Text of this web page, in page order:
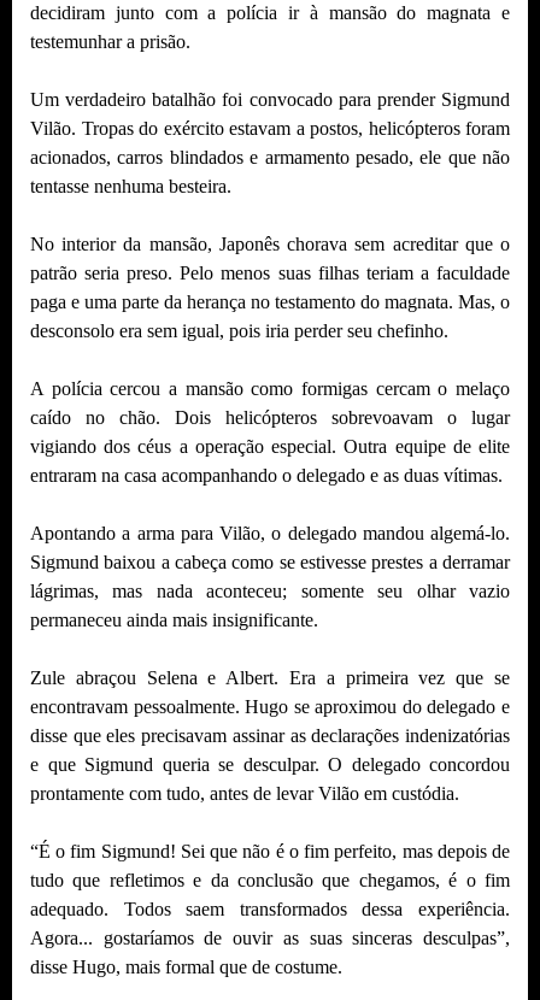
decidiram junto com a polícia ir à mansão do magnata e
testemunhar a prisão.
Um verdadeiro batalhão foi convocado para prender Sigmund
Vilão. Tropas do exército estavam a postos, helicópteros foram
acionados, carros blindados e armamento pesado, ele que não
tentasse nenhuma besteira.
No interior da mansão, Japonês chorava sem acreditar que o
patrão seria preso. Pelo menos suas filhas teriam a faculdade
paga e uma parte da herança no testamento do magnata. Mas, o
desconsolo era sem igual, pois iria perder seu chefinho.
A polícia cercou a mansão como formigas cercam o melaço
caído no chão. Dois helicópteros sobrevoavam o lugar
vigiando dos céus a operação especial. Outra equipe de elite
entraram na casa acompanhando o delegado e as duas vítimas.
Apontando a arma para Vilão, o delegado mandou algemá-lo.
Sigmund baixou a cabeça como se estivesse prestes a derramar
lágrimas, mas nada aconteceu; somente seu olhar vazio
permaneceu ainda mais insignificante.
Zule abraçou Selena e Albert. Era a primeira vez que se
encontravam pessoalmente. Hugo se aproximou do delegado e
disse que eles precisavam assinar as declarações indenizatórias
e que Sigmund queria se desculpar. O delegado concordou
prontamente com tudo, antes de levar Vilão em custódia.
“É o fim Sigmund! Sei que não é o fim perfeito, mas depois de
tudo que refletimos e da conclusão que chegamos, é o fim
adequado. Todos saem transformados dessa experiência.
Agora... gostaríamos de ouvir as suas sinceras desculpas”,
disse Hugo, mais formal que de costume.